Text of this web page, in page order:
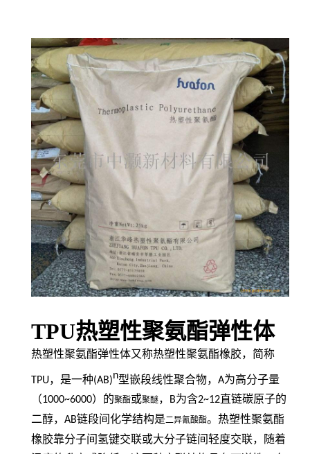
TPU热塑性聚氨酯弹性体
热塑性聚氨酯弹性体又称热塑性聚氨酯橡胶，简称
TPU，是一种(AB)n型嵌段线性聚合物， A为高分子量
（1000~6000）的聚酯或聚醚， B为含2~12 直链碳原子的
二醇， AB链段间化学结构是二异氰酸酯。热塑性聚氨酯
橡胶靠分子间氢键交联或大分子链间轻度交联，随着